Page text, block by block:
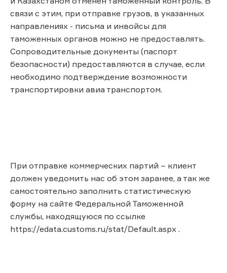
связи с этим, при отправке грузов, в указанных
направлениях - письма и инвойсы для
таможенных органов можно не предоставлять.
Сопроводительные документы (паспорт
безопасности) предоставляются в случае, если
необходимо подтверждение возможности
транспортировки авиа транспортом.
При отправке коммерческих партий – клиент
должен уведомить нас об этом заранее, а так же
самостоятельно заполнить статистическую
форму на сайте Федеральной Таможенной
службы, находящуюся по ссылке
https://edata.customs.ru/stat/Default.aspx .